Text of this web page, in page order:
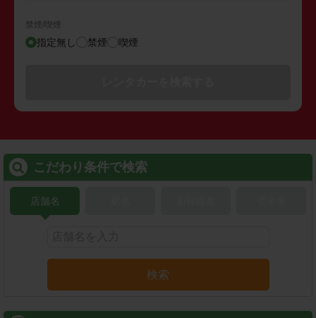
禁煙/喫煙
指定無し 禁煙 喫煙
こだわり条件で検索
店舗名
検索